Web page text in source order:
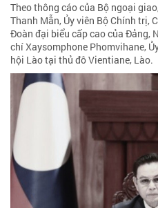
Theo thông cáo của Bộ ngoại
Thanh Mẫn, Ủy viên Bộ Chính trị,
Đoàn đại biểu cấp cao của Đảng,
chí Xaysomphone Phomvihane,
hội Lào tại thủ đô Vientiane, Lào.